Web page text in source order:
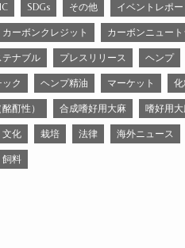
SDGs その他 イベントレポ
カーボンクレジット カーボンニュー
テナブル プレスリリース ヘンプ
ク ヘンプ精油 マーケット
酊性） 合成嗜好用大麻 嗜好用
文化 栽培 法律 海外ニュース
飼料